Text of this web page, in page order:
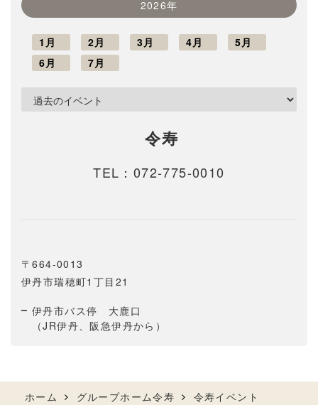
2026年
1月 2月 3月 4月
5月
6月
7月
令寿
TEL： 072-775-0010
〒664-0013
伊丹市瑞穂町1丁目21
伊丹市バス停 大鹿口
（JR伊丹、阪急伊丹から）
ホーム グループホーム令寿
令寿イベント